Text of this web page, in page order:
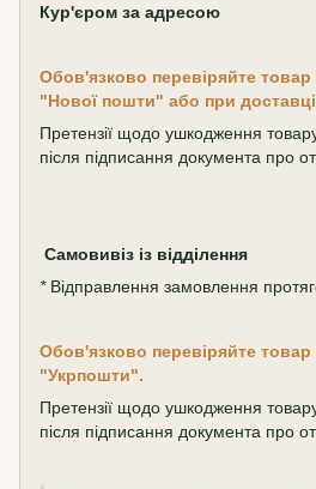
Кур'єром за адресою
Обов'язково перевіряйте товар
"Нової пошти" або при
Претензії щодо ушкодження
після підписання документа про
Самовивіз із відділення
* Відправлення замовлення
Обов'язково перевіряйте товар
"Укрпошти".
Претензії щодо ушкодження
після підписання документа про